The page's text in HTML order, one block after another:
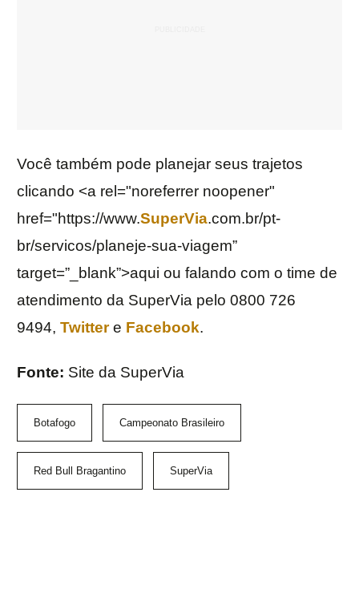
Você também pode planejar seus trajetos
clicando <a rel="noreferrer noopener"
href="https://www.SuperVia.com.br/pt-
br/servicos/planeje-sua-viagem”
target=”_blank”>aqui ou falando com o time de
atendimento da SuperVia pelo 0800 726
9494, Twittere Facebook.
Fonte: Site da SuperVia
Botafogo Campeonato Brasileiro
Red Bull Bragantino SuperVia